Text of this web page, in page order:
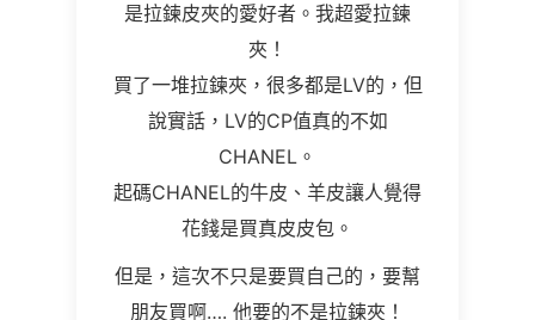
是拉鍊皮夾的愛好者。我超愛拉鍊
夾！
買了一堆拉鍊夾，很多都是LV的，但
說實話，LV的CP值真的不如
CHANEL。
起碼CHANEL的牛皮、羊皮讓人覺得
花錢是買真皮皮包。
但是，這次不只是要買自己的，要幫
朋友買啊…. 他要的不是拉鍊夾！